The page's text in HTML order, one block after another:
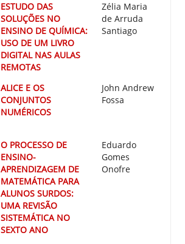
ESTUDO DAS
SOLUÇÕES NO
ENSINO DE QUÍMICA:
USO DE UM LIVRO
DIGITAL NAS AULAS
REMOTAS
Zélia Maria
de Arruda
Santiago
ALICE E OS
CONJUNTOS
NUMÉRICOS
John Andrew
Fossa
O PROCESSO DE
ENSINO-
APRENDIZAGEM DE
MATEMÁTICA PARA
ALUNOS SURDOS:
UMA REVISÃO
SISTEMÁTICA NO
SEXTO ANO
Eduardo
Gomes
Onofre